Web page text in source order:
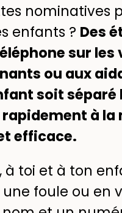
nominatives
enfants ? Des
sur
ou aux
soit séparé
rapidement à
efficace.
à toi et à ton
une foule ou en